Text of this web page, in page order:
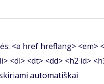
<a href hreflang> <em>
<dl> <dt> <dd> <h2 id>
automatiškai